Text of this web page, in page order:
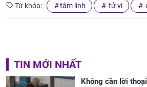
Từ khóa: tâm linh tử vi
TIN MỚI NHẤT
Không cần lời